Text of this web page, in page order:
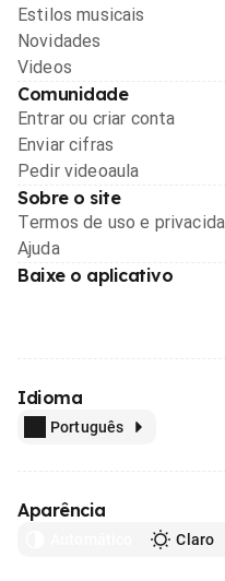
Estilos musicais
Novidades
Videos
Comunidade
Entrar ou criar conta
Enviar cifras
Pedir videoaula
Sobre o site
Termos de uso e
Ajuda
Baixe o aplicativo
Idioma
Português
Aparência
Claro